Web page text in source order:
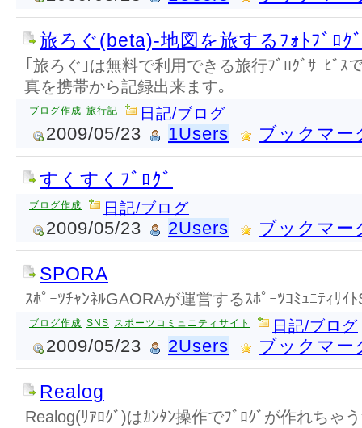
旅ろぐ(beta)-地図を旅するﾌｫﾄﾌﾞﾛｸ
｢旅ろぐ｣は無料で利用できる旅行ﾌﾞﾛｸﾞｻｰﾋﾞｽ
真を携帯から記録出来ます｡
ブログ作成 旅行記 日記/ブログ
2009/05/23 1Users ブックマー
すくすくﾌﾞﾛｸﾞ
ブログ作成 日記/ブログ
2009/05/23 2Users ブックマー
SPORA
ｽﾎﾟｰﾂﾁｬﾝﾈﾙGAORAが運営するｽﾎﾟｰﾂｺﾐｭﾆﾃｨｻｲ
ブログ作成 SNS スポーツコミュニティサイト 日記/ブログ
2009/05/23 2Users ブックマー
Realog
Realog(ﾘｱﾛｸﾞ)はｶﾝﾀﾝ操作でﾌﾞﾛｸﾞが作れちゃ